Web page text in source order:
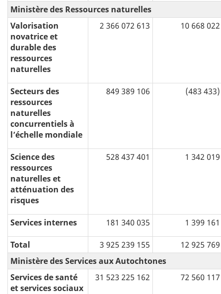
Ministère des Ressources naturelles
Valorisation
novatrice et
durable des
ressources
naturelles
2 366 072 613 10 668 022
Secteurs des
ressources
naturelles
concurrentiels à
l’échelle mondiale
849 389 106 (483 433)
Science des
ressources
naturelles et
atténuation des
risques
528 437 401 1 342 019
Services internes 181 340 035 1 399 161
Total 3 925 239 155
12 925 769
Ministère des Services aux Autochtones
Services de santé
et services sociaux
31 523 225 162 72 560 117